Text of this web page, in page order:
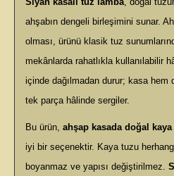
ahşabın dengeli birleşimini sunar.
olması, ürünü klasik tuz
mekânlarda rahatlıkla kullanılabilir
içinde dağılmadan durur; kasa hem
tek parça hâlinde sergiler.
Bu ürün, ahşap kasada doğal
iyi bir seçenektir. Kaya tuzu
boyanmaz ve yapısı değiştirilmez.